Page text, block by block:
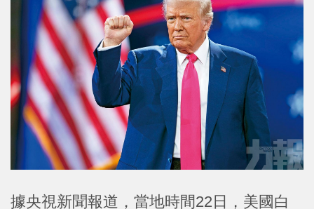
據央視新聞報道，當地時間22日，美國白